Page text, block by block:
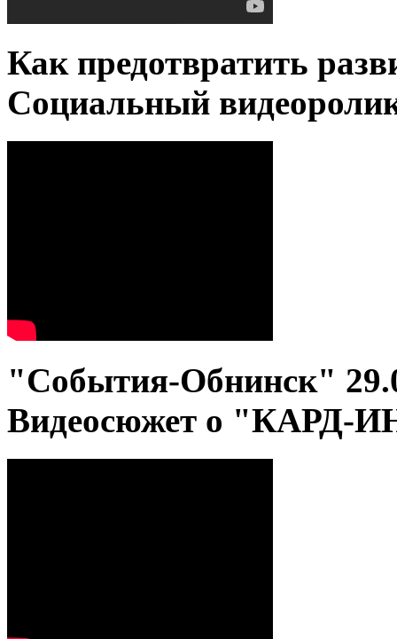
Как предотвратить
Социальный
"События-Обнинск"
Видеосюжет о "КАРД-